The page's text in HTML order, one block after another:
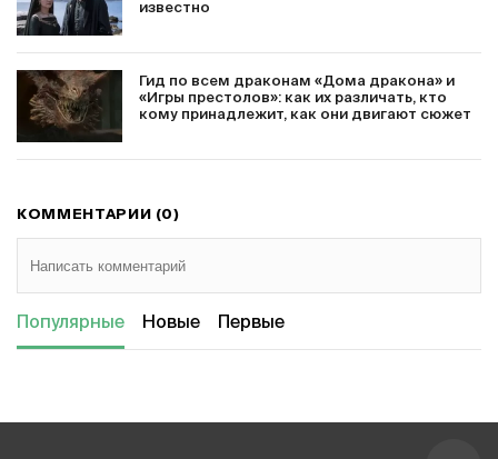
известно
Гид по всем драконам «Дома дракона» и
«Игры престолов»: как их различать, кто
кому принадлежит, как они двигают сюжет
КОММЕНТАРИИ (0)
Популярные Новые Первые